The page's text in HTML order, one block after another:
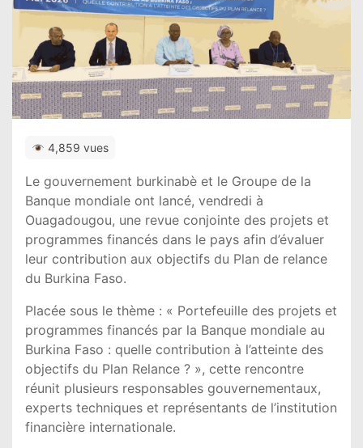
4,859 vues
Le gouvernement burkinabè et le Groupe de la
Banque mondiale ont lancé, vendredi à
Ouagadougou, une revue conjointe des projets et
programmes financés dans le pays afin d’évaluer
leur contribution aux objectifs du Plan de relance
du Burkina Faso.
Placée sous le thème : « Portefeuille des projets et
programmes financés par la Banque mondiale au
Burkina Faso : quelle contribution à l’atteinte des
objectifs du Plan Relance ? », cette rencontre
réunit plusieurs responsables gouvernementaux,
experts techniques et représentants de l’institution
financière internationale.